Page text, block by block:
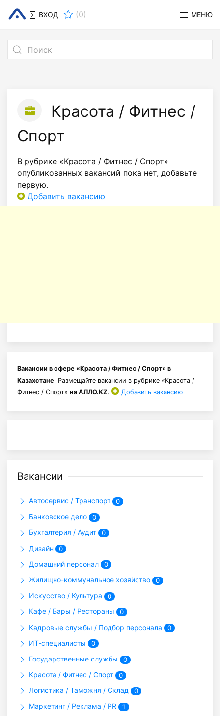
ВХОД (0) МЕНЮ
Красота / Фитнес /
Спорт
В рубрике «Красота / Фитнес / Спорт»
опубликованных вакансий пока нет, добавьте
первую.
Добавить вакансию
Вакансии в сфере «Красота / Фитнес / Спорт» в
Казахстане. Размещайте вакансии в рубрике «Красота /
Фитнес / Спорт» на АЛЛО.KZ. Добавить вакансию
Вакансии
Автосервис / Транспорт 0
Банковское дело 0
Бухгалтерия / Аудит 0
Дизайн 0
Домашний персонал 0
Жилищно-коммунальное хозяйство 0
Искусство / Культура 0
Кафе / Бары / Рестораны 0
Кадровые службы / Подбор персонала 0
ИТ-специалисты 0
Государственные службы 0
Красота / Фитнес / Спорт 0
Логистика / Таможня / Склад 0
Маркетинг / Реклама / PR 1